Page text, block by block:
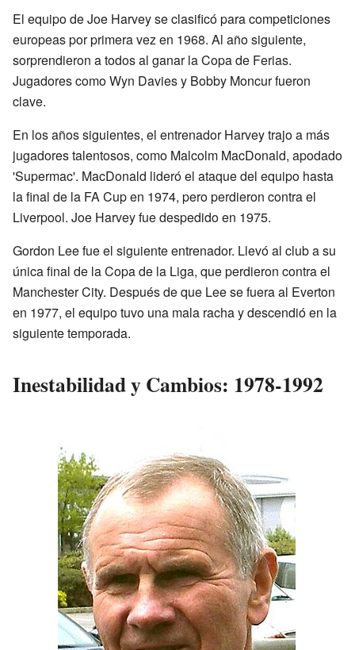
El equipo de Joe Harvey se clasificó para competiciones
europeas por primera vez en 1968. Al año siguiente,
sorprendieron a todos al ganar la Copa de Ferias.
Jugadores como Wyn Davies y Bobby Moncur fueron
clave.
En los años siguientes, el entrenador Harvey trajo a más
jugadores talentosos, como Malcolm MacDonald, apodado
'Supermac'. MacDonald lideró el ataque del equipo hasta
la final de la FA Cup en 1974, pero perdieron contra el
Liverpool. Joe Harvey fue despedido en 1975.
Gordon Lee fue el siguiente entrenador. Llevó al club a su
única final de la Copa de la Liga, que perdieron contra el
Manchester City. Después de que Lee se fuera al Everton
en 1977, el equipo tuvo una mala racha y descendió en la
siguiente temporada.
Inestabilidad y Cambios: 1978-1992